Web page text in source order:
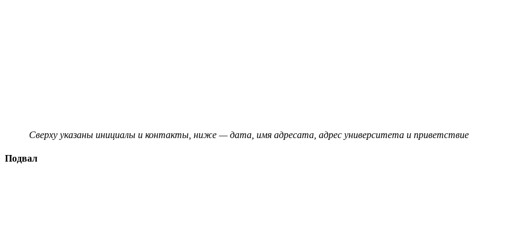
Сверху указаны инициалы и контакты, ниже — дата, имя адресата, адрес университета и приветствие
Подвал